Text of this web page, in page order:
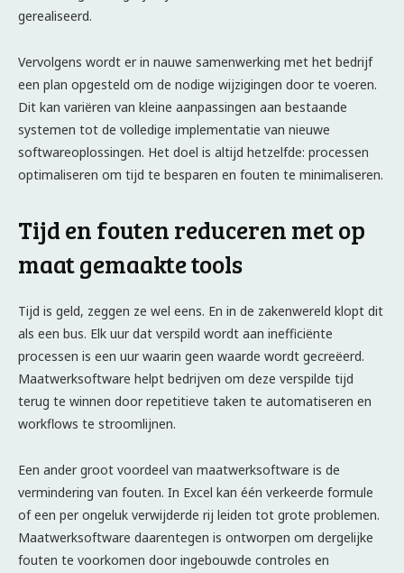
gerealiseerd.
Vervolgens wordt er in nauwe samenwerking met het bedrijf
een plan opgesteld om de nodige wijzigingen door te voeren.
Dit kan variëren van kleine aanpassingen aan bestaande
systemen tot de volledige implementatie van nieuwe
softwareoplossingen. Het doel is altijd hetzelfde: processen
optimaliseren om tijd te besparen en fouten te minimaliseren.
Tijd en fouten reduceren met op
maat gemaakte tools
Tijd is geld, zeggen ze wel eens. En in de zakenwereld klopt dit
als een bus. Elk uur dat verspild wordt aan inefficiënte
processen is een uur waarin geen waarde wordt gecreëerd.
Maatwerksoftware helpt bedrijven om deze verspilde tijd
terug te winnen door repetitieve taken te automatiseren en
workflows te stroomlijnen.
Een ander groot voordeel van maatwerksoftware is de
vermindering van fouten. In Excel kan één verkeerde formule
of een per ongeluk verwijderde rij leiden tot grote problemen.
Maatwerksoftware daarentegen is ontworpen om dergelijke
fouten te voorkomen door ingebouwde controles en